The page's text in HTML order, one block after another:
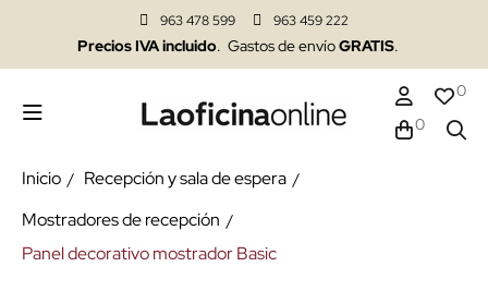
963 478 599 963 459 222
Precios IVA incluido. Gastos de envíoGRATIS.
0
0
Inicio
Recepción y sala de espera
Mostradores de recepción
Panel decorativo mostrador Basic